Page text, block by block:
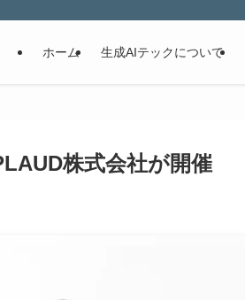
ホーム 生成AIテックについて
株式会社が開催